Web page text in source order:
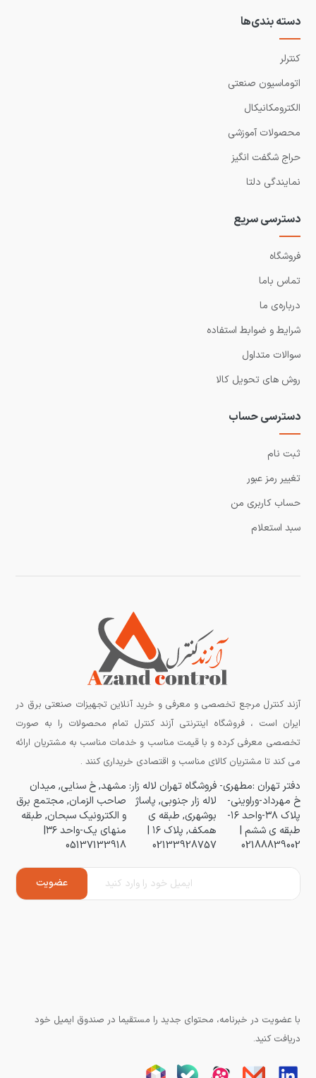
دسته بندی‌ها
کنترلر
اتوماسیون صنعتی
الکترومکانیکال
محصولات آموزشی
حراج شگفت انگیز
نمایندگی دلتا
دسترسی سریع
فروشگاه
تماس باما
درباره‌ی ما
شرایط و ضوابط استفاده
سوالات متداول
روش های تحویل کالا
دسترسی حساب
ثبت نام
تغییر رمز عبور
حساب کاربری من
سبد استعلام
آزند کنترل مرجع تخصصی و معرفی و خرید آنلاین تجهیزات صنعتی برق در
ایران است ، فروشگاه اینترنتی آزند کنترل تمام محصولات را به صورت
تخصصی معرفی کرده و با قیمت مناسب و خدمات مناسب به مشتریان ارائه
می کند تا مشتریان کالای مناسب و اقتصادی خریداری کنند .
دفتر تهران :مطهری-
خ مهرداد-وراوینی-
پلاک ۳۸-واحد ۱۶-
طبقه ی ششم |
02188839002
فروشگاه تهران لاله زار:
لاله زار جنوبی, پاساژ
بوشهری, طبقه ی
همکف, پلاک ۱۶ |
02133928757
مشهد, خ سنایی, میدان
صاحب الزمان, مجتمع برق
و الکترونیک سبحان, طبقه
منهای یک-واحد ۳۶|
05137133918
با عضویت در خبرنامه، محتوای جدید را مستقیما در صندوق ایمیل خود
دریافت کنید.